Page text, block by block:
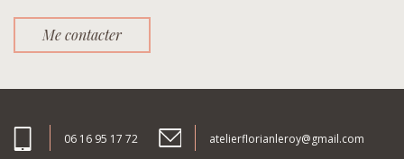
Me contacter
06 16 95 17 72 atelierflorianleroy@gmail.com